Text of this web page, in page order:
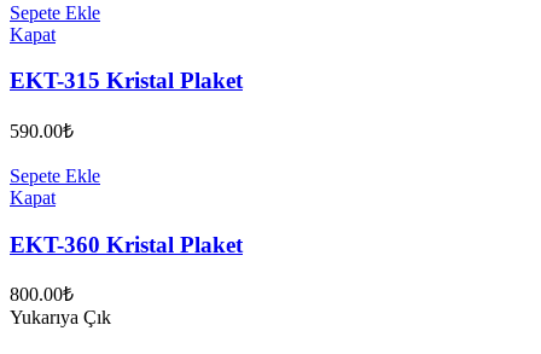
Sepete Ekle
Kapat
EKT-315 Kristal Plaket
590.00₺
Sepete Ekle
Kapat
EKT-360 Kristal Plaket
800.00₺
Yukarıya Çık